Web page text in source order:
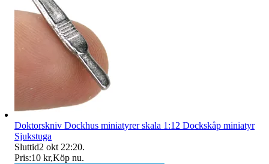
Doktorskniv Dockhus miniatyrer skala 1:12 Dockskåp miniatyr
Sjukstuga
Sluttid2 okt 22:20.
Pris:10 kr,Köp nu.